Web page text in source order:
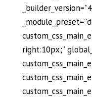
right:10px;”